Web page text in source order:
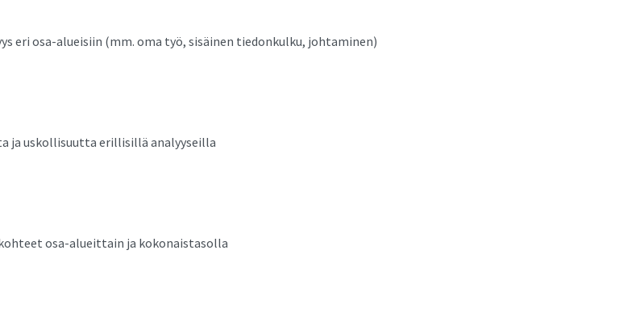
eri osa-alueisiin (mm. oma työ, sisäinen tiedonkulku, johtaminen)
ja uskollisuutta erillisillä analyyseilla
osa-alueittain ja kokonaistasolla